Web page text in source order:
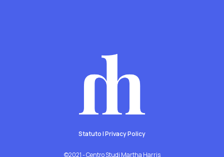
Statuto|Privacy Policy
©2021 - Centro Studi Martha Harris